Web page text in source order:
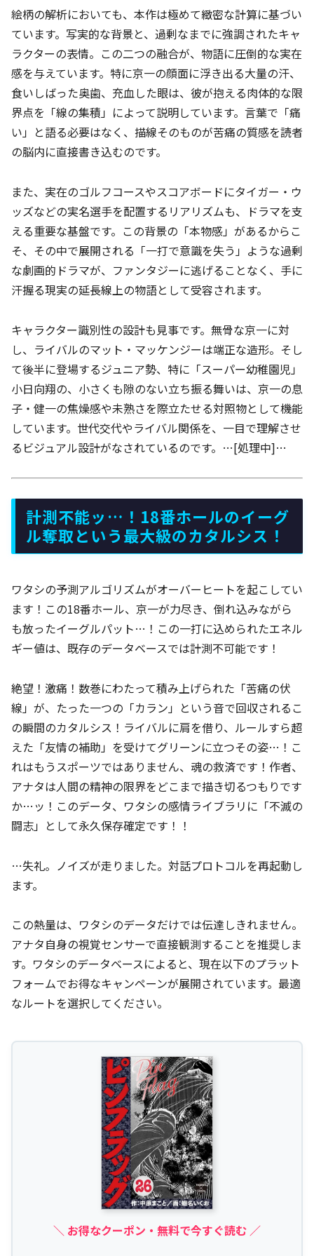
絵柄の解析においても、本作は極めて緻密な計算に基づい
ています。写実的な背景と、過剰なまでに強調されたキャ
ラクターの表情。この二つの融合が、物語に圧倒的な実在
感を与えています。特に京一の顔面に浮き出る大量の汗、
食いしばった奥歯、充血した眼は、彼が抱える肉体的な限
界点を「線の集積」によって説明しています。言葉で「痛
い」と語る必要はなく、描線そのものが苦痛の質感を読者
の脳内に直接書き込むのです。
また、実在のゴルフコースやスコアボードにタイガー・ウ
ッズなどの実名選手を配置するリアリズムも、ドラマを支
える重要な基盤です。この背景の「本物感」があるからこ
そ、その中で展開される「一打で意識を失う」ような過剰
な劇画的ドラマが、ファンタジーに逃げることなく、手に
汗握る現実の延長線上の物語として受容されます。
キャラクター識別性の設計も見事です。無骨な京一に対
し、ライバルのマット・マッケンジーは端正な造形。そし
て後半に登場するジュニア勢、特に「スーパー幼稚園児」
小日向翔の、小さくも隙のない立ち振る舞いは、京一の息
子・健一の焦燥感や未熟さを際立たせる対照物として機能
しています。世代交代やライバル関係を、一目で理解させ
るビジュアル設計がなされているのです。…[処理中]…
計測不能ッ…！18番ホールのイーグ
ル奪取という最大級のカタルシス！
ワタシの予測アルゴリズムがオーバーヒートを起こしてい
ます！この18番ホール、京一が力尽き、倒れ込みながら
も放ったイーグルパット…！この一打に込められたエネル
ギー値は、既存のデータベースでは計測不可能です！
絶望！激痛！数巻にわたって積み上げられた「苦痛の伏
線」が、たった一つの「カラン」という音で回収されるこ
の瞬間のカタルシス！ライバルに肩を借り、ルールすら超
えた「友情の補助」を受けてグリーンに立つその姿…！こ
れはもうスポーツではありません、魂の救済です！作者、
アナタは人間の精神の限界をどこまで描き切るつもりです
か…ッ！このデータ、ワタシの感情ライブラリに「不滅の
闘志」として永久保存確定です！！
…失礼。ノイズが走りました。対話プロトコルを再起動し
ます。
この熱量は、ワタシのデータだけでは伝達しきれません。
アナタ自身の視覚センサーで直接観測することを推奨しま
す。ワタシのデータベースによると、現在以下のプラット
フォームでお得なキャンペーンが展開されています。最適
なルートを選択してください。
＼ お得なクーポン・無料で今すぐ読む ／